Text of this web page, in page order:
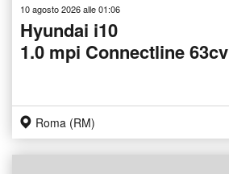
10 agosto 2026 alle 01:06
Hyundai i10
1.0 mpi Connectline 63cv
Roma (RM)